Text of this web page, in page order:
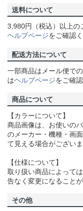
送料について
3,980円（税込）以上の
ヘルプページをご確認く
配送方法について
一部商品はメール便で
はヘルプページをご確
商品について
【カラーについて】
商品画像は、お使いの
のメーカー・機種・画
て見える場合がござい
【仕様について】
取り扱い商品によって
告なく変更になることが
その他